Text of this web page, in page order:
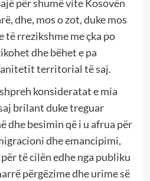
për shumë vite Kosovën
dhe, mos o zot, duke mos
të rrezikshme me çka po
dhe bëhet e pa
territorial të saj.
konsideratat e mia
brilant duke treguar
dhe besimin që i u afrua për
dhe emancipimi,
të cilën edhe nga publiku
përgëzime dhe urime së